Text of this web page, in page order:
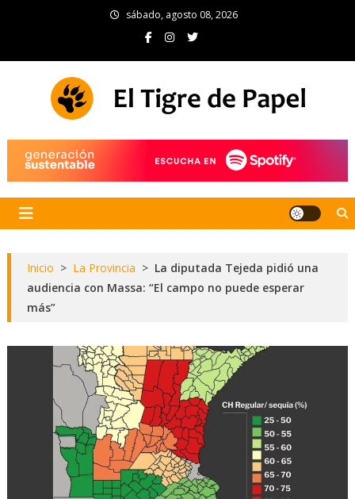
sábado, agosto 08, 2026
Inicio > La Provincia > La diputada Tejeda pidió una
audiencia con Massa: “El campo no puede esperar
más”